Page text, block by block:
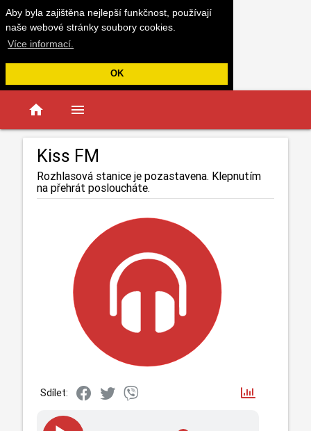
Aby byla zajištěna nejlepší funkčnost, používají
naše webové stránky soubory cookies.
Více informací.
OK
home menu
Kiss FM
Rozhlasová stanice je pozastavena. Klepnutím
na přehrát posloucháte.
Sdílet: